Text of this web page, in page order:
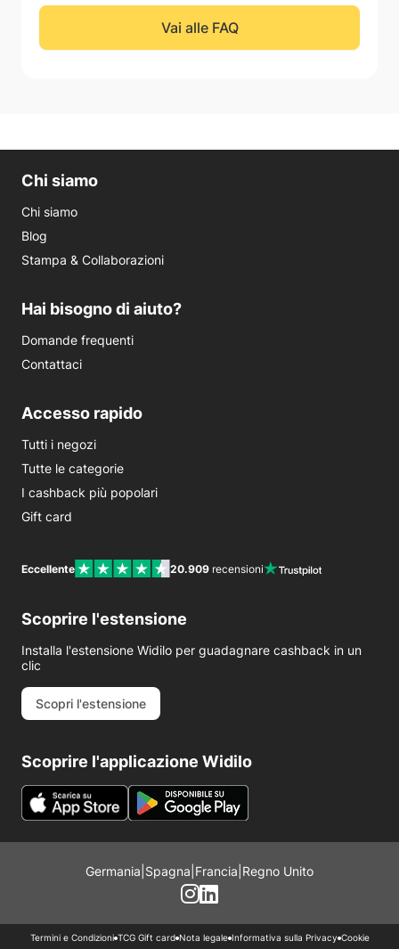
Vai alle FAQ
Chi siamo
Chi siamo
Blog
Stampa & Collaborazioni
Hai bisogno di aiuto?
Domande frequenti
Contattaci
Accesso rapido
Tutti i negozi
Tutte le categorie
I cashback più popolari
Gift card
Eccellente 20.909 recensioni
Scoprire l'estensione
Installa l'estensione Widilo per guadagnare cashback in un
clic
Scopri l'estensione
Scoprire l'applicazione Widilo
Germania Spagna Francia Regno Unito
Termini e Condizioni TCG Gift card Nota legale Informativa sulla Privacy Cookie